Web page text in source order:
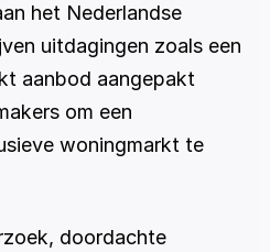
het Nederlandse
uitdagingen zoals een
aanbod aangepakt
om een
woningmarkt te
doordachte